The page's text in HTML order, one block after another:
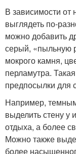
В зависимости
выглядеть по-
можно добавить
серый, «пыльную
мокрого камня,
перламутра.
предпосылки для
Например,
выделить стену у
отдыха, а более
Можно также
более